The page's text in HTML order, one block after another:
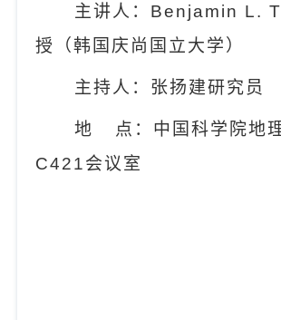
主讲人： Benjamin L.
授
（韩国庆尚国立大学）
主持人： 张扬建研究员
地
点：中国科学院地
C421会议室